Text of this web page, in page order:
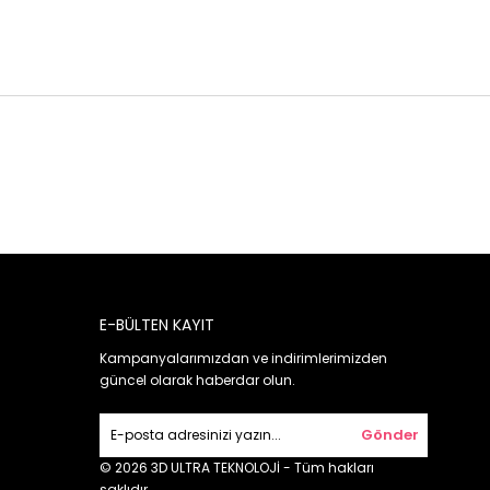
E-BÜLTEN KAYIT
Kampanyalarımızdan ve indirimlerimizden
güncel olarak haberdar olun.
Gönder
© 2026 3D ULTRA TEKNOLOJİ - Tüm hakları